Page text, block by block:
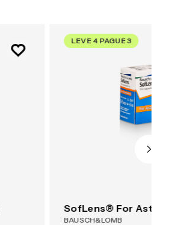
LEVE 4 PAGUE 3
SofLens® For
BAUSCH&LOMB